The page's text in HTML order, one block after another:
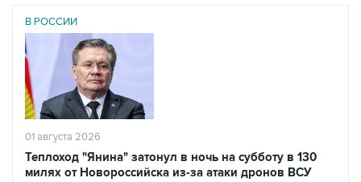
В РОССИИ
01 августа 2026
Теплоход "Янина" затонул в ночь на субботу в 130
милях от Новороссийска из-за атаки дронов ВСУ